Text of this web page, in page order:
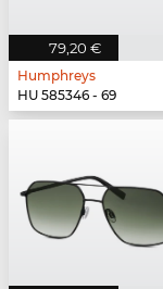
79,20 €
Humphreys
HU 585346 - 69